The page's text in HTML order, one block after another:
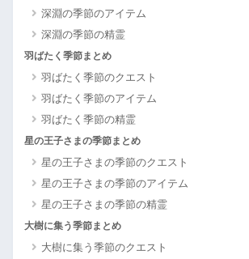
深淵の季節のアイテム
深淵の季節の精霊
羽ばたく季節まとめ
羽ばたく季節のクエスト
羽ばたく季節のアイテム
羽ばたく季節の精霊
星の王子さまの季節まとめ
星の王子さまの季節のクエスト
星の王子さまの季節のアイテム
星の王子さまの季節の精霊
大樹に集う季節まとめ
大樹に集う季節のクエスト